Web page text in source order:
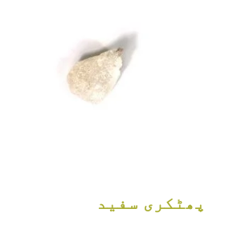
پھٹکری سفید